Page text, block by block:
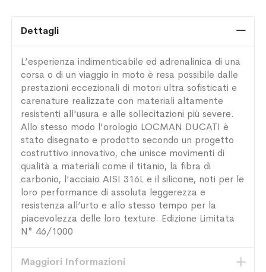
Dettagli
L’esperienza indimenticabile ed adrenalinica di una
corsa o di un viaggio in moto è resa possibile dalle
prestazioni eccezionali di motori ultra sofisticati e
carenature realizzate con materiali altamente
resistenti all'usura e alle sollecitazioni più severe.
Allo stesso modo l’orologio LOCMAN DUCATI è
stato disegnato e prodotto secondo un progetto
costruttivo innovativo, che unisce movimenti di
qualità a materiali come il titanio, la fibra di
carbonio, l'acciaio AISI 316L e il silicone, noti per le
loro performance di assoluta leggerezza e
resistenza all’urto e allo stesso tempo per la
piacevolezza delle loro texture. Edizione Limitata
N° 46/1000
Maggiori Informazioni